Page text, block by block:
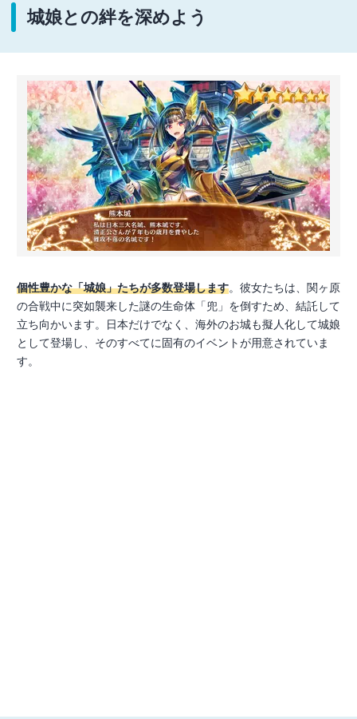
城娘との絆を深めよう
個性豊かな「城娘」たちが多数登場します。彼女たちは、関ヶ原
の合戦中に突如襲来した謎の生命体「兜」を倒すため、結託して
立ち向かいます。日本だけでなく、海外のお城も擬人化して城娘
として登場し、そのすべてに固有のイベントが用意されていま
す。